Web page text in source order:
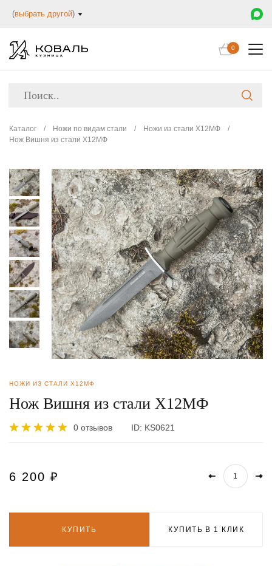
(выбрать другой)
0
Каталог / Ножи по видам стали / Ножи из стали Х12МФ
/
Нож Вишня из стали Х12МФ
НОЖИ ИЗ СТАЛИ Х12МФ
Нож Вишня из стали Х12МФ
0 отзывов ID: KS0621
6 200 ₽
КУПИТЬ КУПИТЬ В 1 КЛИК